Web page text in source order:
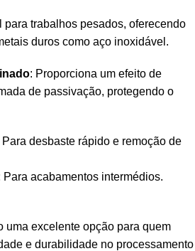
para trabalhos pesados, oferecendo
duros como aço inoxidável.
: Proporciona um efeito de
de passivação, protegendo o
Para desbaste rápido e remoção de
Para acabamentos intermédios.
uma excelente opção para quem
e durabilidade no processamento